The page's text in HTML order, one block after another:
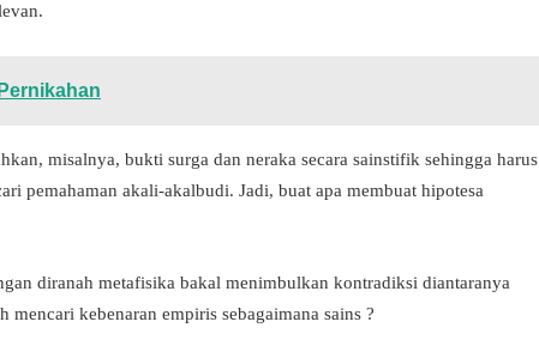
misalnya, bukti surga dan neraka secara sainstifik sehingga harus
pemahaman akali-akalbudi. Jadi, buat apa membuat hipotesa
diranah metafisika bakal menimbulkan kontradiksi diantaranya
kebenaran empiris sebagaimana sains ?